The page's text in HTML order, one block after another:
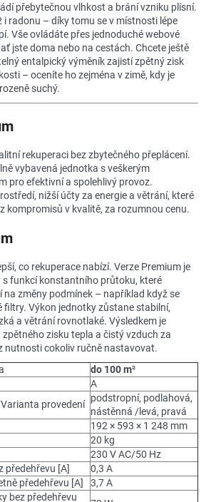
přebytečnou vlhkost a brání vzniku plísní.
i radonu – díky tomu se v místnosti lépe
Vše ovládáte přes jednoduché webové
jste doma nebo na cestách. Chcete ještě
entalpický výměník zajistí zpětný zisk
– oceníte ho zejména v zimě, kdy je
suchý.
rekuperaci bez zbytečného přeplácení.
vybavená jednotka s veškerým
pro efektivní a spolehlivý provoz.
nižší účty za energie a větrání, které
kompromisů v kvalitě, za rozumnou cenu.
co rekuperace nabízí. Verze Premium je
s funkcí konstantního průtoku, které
změny podmínek – například když se
filtry. Výkon jednotky zůstane stabilní,
a větrání rovnotlaké. Výsledkem je
zisku tepla a čistý vzduch za
nutnosti cokoliv ručně nastavovat.
do 100 m²
A
provedení
podstropní, podlahová,
nástěnná /levá, pravá
192 × 593 × 1 248 mm
20 kg
230 V AC/50 Hz
předehřevu [A]
0,3 A
předehřevu [A]
3,7 A
bez předehřevu